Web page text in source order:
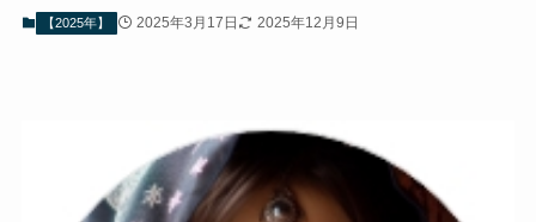
【2025年】 2025年3月17日 2025年12月9日